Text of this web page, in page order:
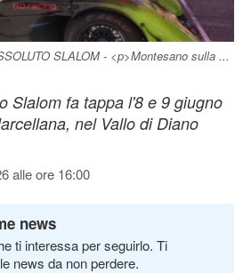
SLALOM - <p>Montesano sulla ...
Slalom fa tappa l'8 e 9 giugno
nel Vallo di Diano
alle ore 16:00
news
ti interessa per seguirlo. Ti
news da non perdere.